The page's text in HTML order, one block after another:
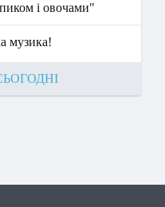
і овочами"
музика!